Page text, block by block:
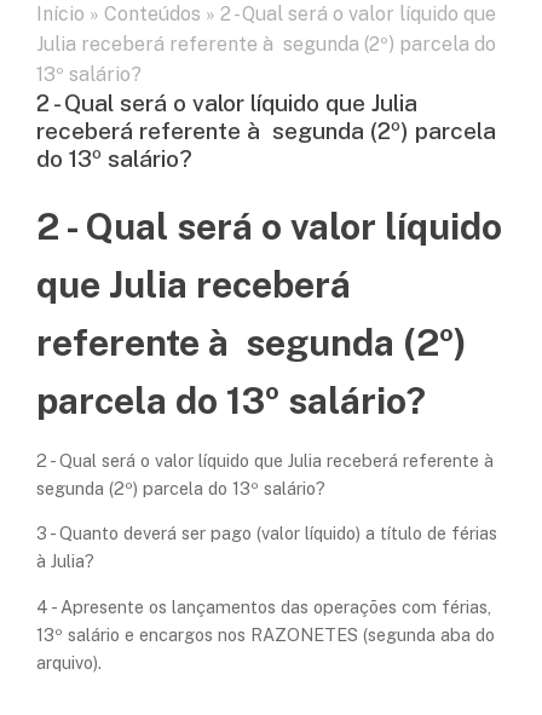
Início » Conteúdos » 2 - Qual será o valor líquido que
Julia receberá referente à segunda (2º) parcela do
13º salário?
2 - Qual será o valor líquido que Julia
receberá referente à segunda (2º) parcela
do 13º salário?
2 - Qual será o valor líquido
que Julia receberá
referente à segunda (2º)
parcela do 13º salário?
2 - Qual será o valor líquido que Julia receberá referente à
segunda (2º) parcela do 13º salário?
3 - Quanto deverá ser pago (valor líquido) a título de férias
à Julia?
4 - Apresente os lançamentos das operações com férias,
13º salário e encargos nos RAZONETES (segunda aba do
arquivo).